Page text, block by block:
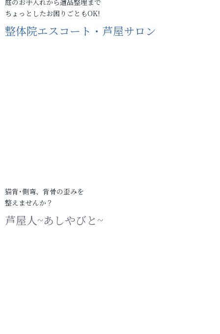
庭のお手入れから遺品整理まで
ちょっとしたお困りごともOK!
整体院エスコート・芦屋サロン
猫背･側弯、背骨の歪みを
整えませんか？
芦屋人~あしやびと~